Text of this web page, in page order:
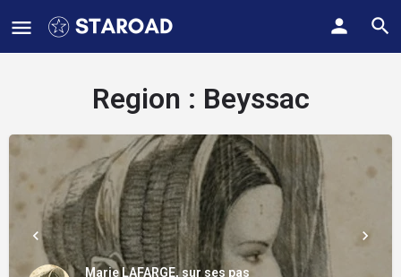
Region : Beyssac
Marie LAFARGE, sur ses pas